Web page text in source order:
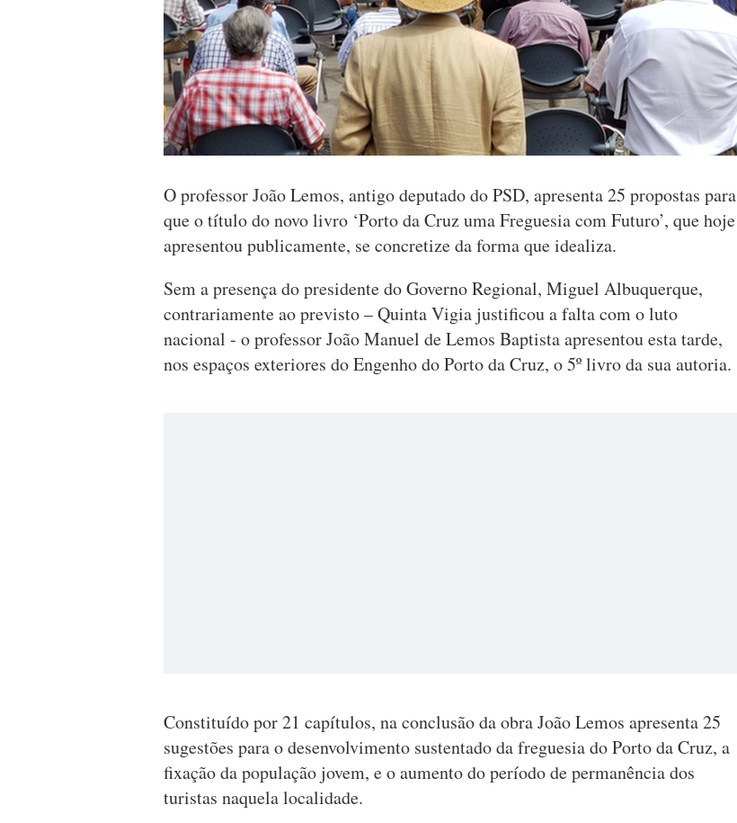
O professor João Lemos, antigo deputado do PSD, apresenta 25 propostas para
que o título do novo livro ‘Porto da Cruz uma Freguesia com Futuro’, que hoje
apresentou publicamente, se concretize da forma que idealiza.
Sem a presença do presidente do Governo Regional, Miguel Albuquerque,
contrariamente ao previsto – Quinta Vigia justificou a falta com o luto
nacional - o professor João Manuel de Lemos Baptista apresentou esta tarde,
nos espaços exteriores do Engenho do Porto da Cruz, o 5º livro da sua autoria.
Constituído por 21 capítulos, na conclusão da obra João Lemos apresenta 25
sugestões para o desenvolvimento sustentado da freguesia do Porto da Cruz, a
fixação da população jovem, e o aumento do período de permanência dos
turistas naquela localidade.